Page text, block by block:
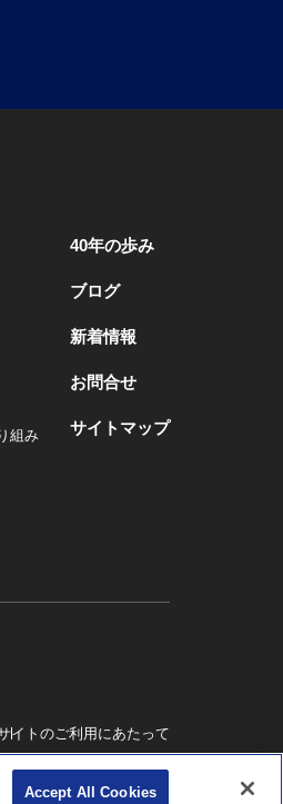
組み
40年の歩み
ブログ
新着情報
お問合せ
サイトマップ
イトのご利用にあたって
Accept All Cookies